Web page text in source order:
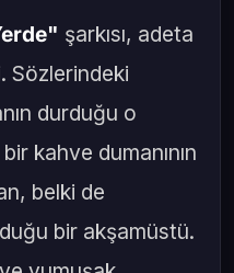
şarkısı, adeta
Sözlerindeki
durduğu o
kahve dumanının
belki de
bir akşamüstü.